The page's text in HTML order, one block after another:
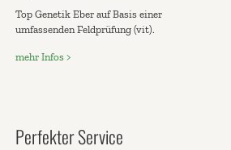
Top Genetik Eber auf Basis einer
umfassenden Feldprüfung (vit).
mehr Infos >
Perfekter Service